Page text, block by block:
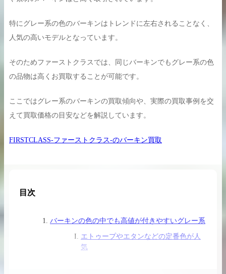
買取実績はこちらから
特にグレー系の色のバーキンはトレンドに左右されることなく、
人気の高いモデルとなっています。
そのためファーストクラスでは、同じバーキンでもグレー系の色
の品物は高くお買取することが可能です。
ここではグレー系のバーキンの買取傾向や、実際の買取事例を交
えて買取価格の目安などを解説しています。
FIRSTCLASS-ファーストクラス-のバーキン買取
目次
バーキンの色の中でも高値が付きやすいグレー系
エトゥープやエタンなどの定番色が人
気